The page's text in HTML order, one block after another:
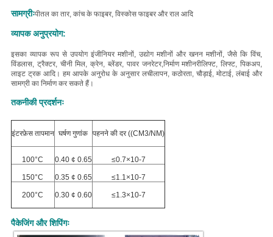
सामग्रीःपीतल का तार, कांच के फाइबर, विस्कोस फाइबर और राल आदि
व्यापक अनुप्रयोग:
इसका व्यापक रूप से उपयोग इंजीनियर मशीनों, उद्योग मशीनों और खनन मशीनों, जैसे कि विंच,
विंडलास, ट्रैक्टर, चीनी मिल, क्रेन, ब्लेंडर, पावर जनरेटर,निर्माण मशीनरीलिफ्ट, लिफ्ट, पिकअप,
लाइट ट्रक आदि। हम आपके अनुरोध के अनुसार लचीलापन, कठोरता, चौड़ाई, मोटाई, लंबाई और
सामग्री का निर्माण कर सकते हैं।
तकनीकी प्रदर्शनः
इंटरफ़ेस तापमान घर्षण गुणांक पहनने की दर ((CM3/NM)
100°C 0.40 ¢ 0.65 ≤0.7×10-7
150°C 0.35 ¢ 0.65 ≤1.1×10-7
200°C 0.30 ¢ 0.60 ≤1.3×10-7
पैकेजिंग और शिपिंगः